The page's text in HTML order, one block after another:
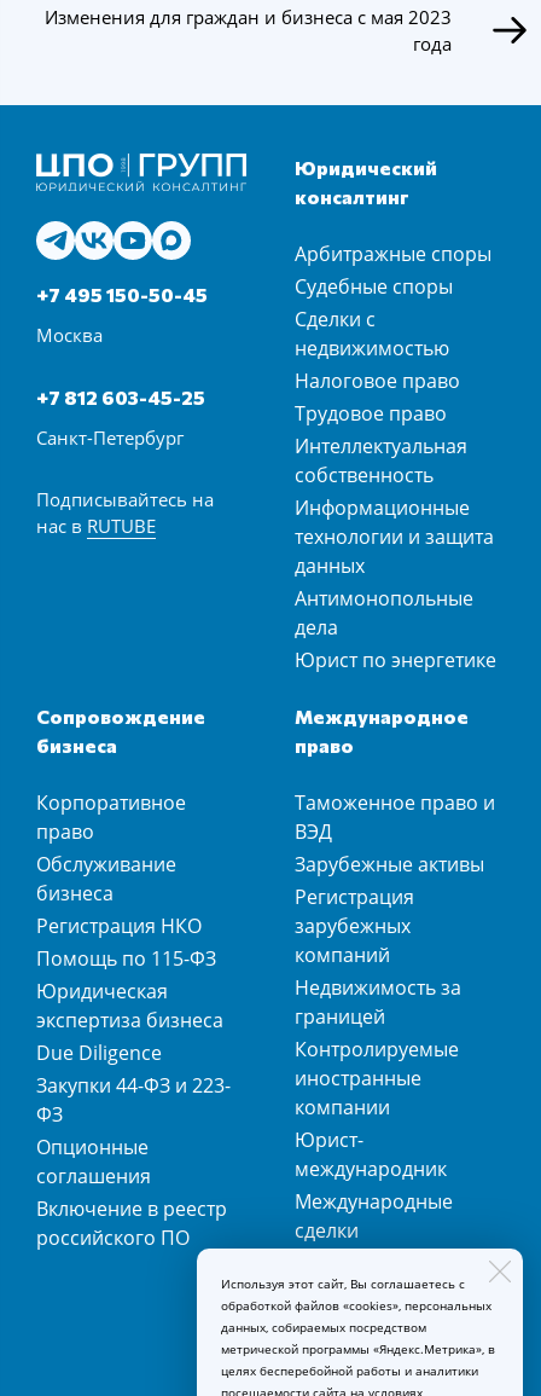
Изменения для граждан и бизнеса с мая 2023
года
+7 495 150-50-45
Москва
+7 812 603-45-25
Санкт-Петербург
Подписывайтесь на
нас в RUTUBE
Юридический
консалтинг
Арбитражные споры
Судебные споры
Сделки с
недвижимостью
Налоговое право
Трудовое право
Интеллектуальная
собственность
Информационные
технологии и защита
данных
Антимонопольные
дела
Юрист по энергетике
Сопровождение
бизнеса
Корпоративное
право
Обслуживание
бизнеса
Регистрация НКО
Помощь по 115-ФЗ
Юридическая
экспертиза бизнеса
Due Diligence
Закупки 44-ФЗ и 223-
ФЗ
Опционные
соглашения
Включение в реестр
российского ПО
Международное
право
Таможенное право и
ВЭД
Зарубежные активы
Регистрация
зарубежных
компаний
Недвижимость за
границей
Контролируемые
иностранные
компании
Юрист-
международник
Международные
сделки
регистрация
товарных знаков
Используя этот сайт, Вы соглашаетесь с
обработкой файлов «cookies», персональных
данных, собираемых посредством
метрической программы «Яндекс.Метрика», в
целях бесперебойной работы и аналитики
посещаемости сайта на условиях,